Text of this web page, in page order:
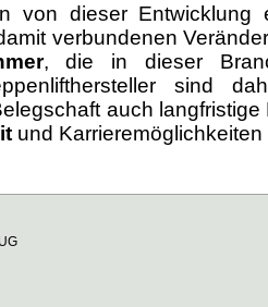
von dieser Entwicklung
verbundenen
, die in dieser
sind
auch
und